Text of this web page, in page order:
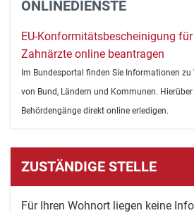
ONLINEDIENSTE
EU-Konformitätsbescheinigung
Zahnärzte online beantragen
Im Bundesportal finden Sie Informationen
von Bund, Ländern und Kommunen.
Behördengänge direkt online erledigen.
ZUSTÄNDIGE STELLE
Für Ihren Wohnort liegen keine